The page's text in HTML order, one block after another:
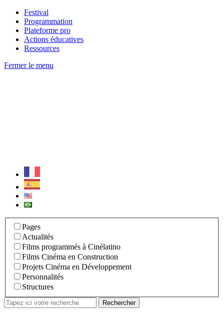
Festival
Programmation
Plateforme pro
Actions éducatives
Ressources
Fermer le menu
Pages
Actualités
Films programmés à Cinélatino
Films Cinéma en Construction
Projets Cinéma en Développement
Personnalités
Structures
Rechercher